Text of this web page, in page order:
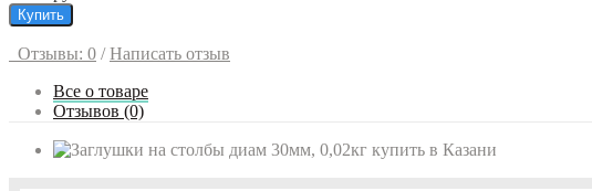
Купить
Отзывы: 0 / Написать отзыв
Все о товаре
Отзывов (0)